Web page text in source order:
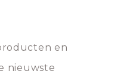
en
nieuwste